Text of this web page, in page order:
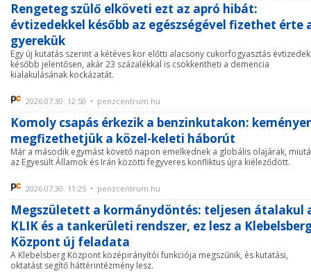
Rengeteg szülő elköveti ezt az apró hibát:
évtizedekkel később az egészségével fizethet érte
gyerekük
Egy új kutatás szerint a kétéves kor előtti alacsony cukorfogyasztás
később jelentősen, akár 23 százalékkal is csökkentheti a demencia
kialakulásának kockázatát.
2026.07.30. 12:50 • penzcentrum.hu
Komoly csapás érkezik a benzinkutakon:
megfizethetjük a közel-keleti háborút
Már a második egymást követő napon emelkednek a globális olajárak,
az Egyesült Államok és Irán közötti fegyveres konfliktus újra kiéleződött.
2026.07.30. 11:25 • penzcentrum.hu
Megszületett a kormánydöntés: teljesen átalakul
KLIK és a tankerületi rendszer, ez lesz a
Központ új feladata
A Klebelsberg Központ középirányítói funkciója megszűnik, és kutatási,
oktatást segítő háttérintézmény lesz.